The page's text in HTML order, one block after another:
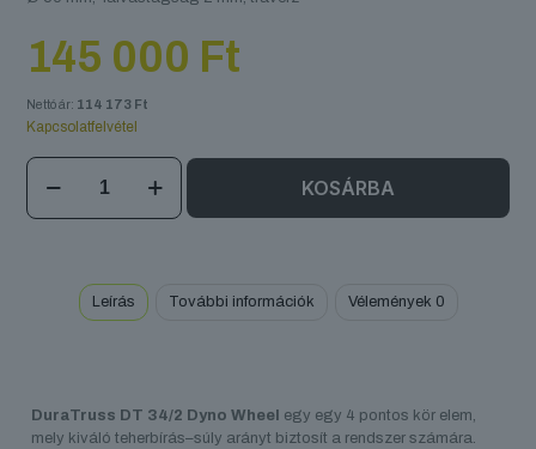
145 000 Ft
Nettó ár: 114 173 Ft
Kapcsolatfelvétel
DT
34/2
Dyno
KOSÁRBA
Leírás További információk Vélemények 0
DuraTruss DT 34/2 Dyno Wheel egy egy 4 pontos kör elem,
mely kiváló teherbírás–súly arányt biztosít a rendszer számára.